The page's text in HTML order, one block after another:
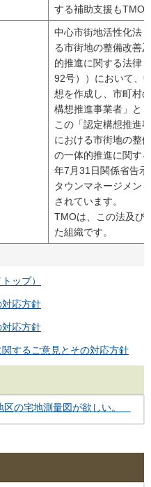
する補助支援もTMO
中心市街地活性化法
る市街地の整備改善
的推進に関する法律
92号））において、
想を作成し、市町村
構想推進事業者」と
この「認定構想推進
における市街地の整
の一体的推進に関す
年7月31日関係省告
タウンマネージメン
されています。
TMOは、この法及び
た組織です。
ップ）
応方針
応方針
するご意見とその対応方針
区の宅地測量図が欲しい。